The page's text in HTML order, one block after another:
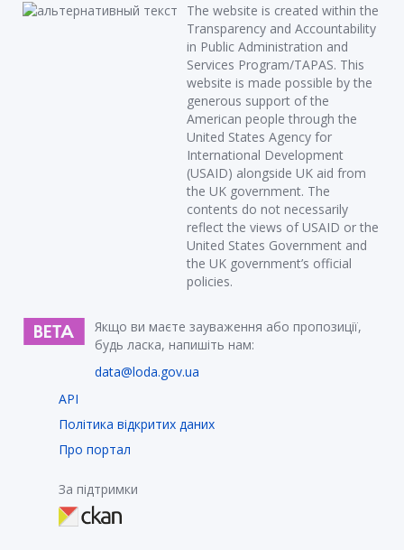
The website is created within the
Transparency and Accountability
in Public Administration and
Services Program/TAPAS. This
website is made possible by the
generous support of the
American people through the
United States Agency for
International Development
(USAID) alongside UK aid from
the UK government. The
contents do not necessarily
reflect the views of USAID or the
United States Government and
the UK government’s official
policies.
Якщо ви маєте зауваження або пропозиції,
будь ласка, напишіть нам:
data@loda.gov.ua
API
Політика відкритих даних
Про портал
За підтримки